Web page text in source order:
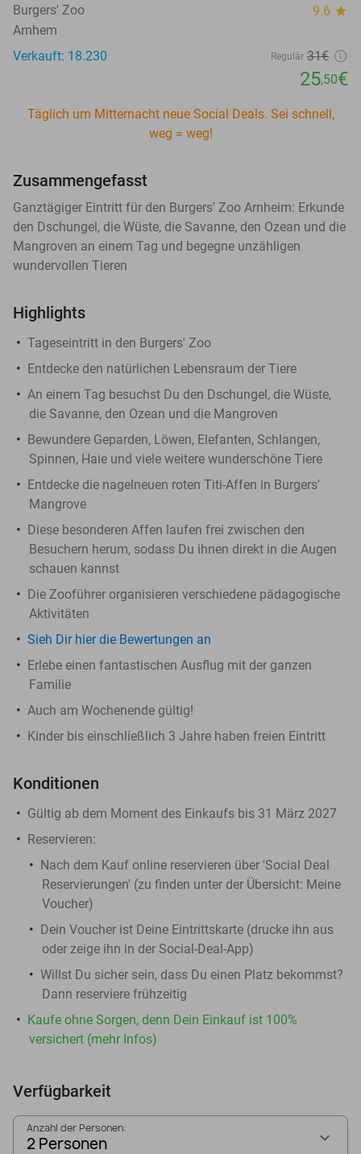
Burgers' Zoo 9.6 star
Arnhem
Verkauft: 18.230
Regulär 31€
25,50€
Täglich um Mitternacht neue Social Deals. Sei schnell,
weg = weg!
Zusammengefasst
Ganztägiger Eintritt für den Burgers' Zoo Arnheim: Erkunde
den Dschungel, die Wüste, die Savanne, den Ozean und die
Mangroven an einem Tag und begegne unzähligen
wundervollen Tieren
Highlights
Tageseintritt in den Burgers' Zoo
Entdecke den natürlichen Lebensraum der Tiere
An einem Tag besuchst Du den Dschungel, die Wüste,
die Savanne, den Ozean und die Mangroven
Bewundere Geparden, Löwen, Elefanten, Schlangen,
Spinnen, Haie und viele weitere wunderschöne Tiere
Entdecke die nagelneuen roten Titi-Affen in Burgers'
Mangrove
Diese besonderen Affen laufen frei zwischen den
Besuchern herum, sodass Du ihnen direkt in die Augen
schauen kannst
Die Zooführer organisieren verschiedene pädagogische
Aktivitäten
Sieh Dir hier die Bewertungen an
Erlebe einen fantastischen Ausflug mit der ganzen
Familie
Auch am Wochenende gültig!
Kinder bis einschließlich 3 Jahre haben freien Eintritt
Konditionen
Gültig ab dem Moment des Einkaufs bis 31 März 2027
Reservieren:
Nach dem Kauf online reservieren über 'Social Deal
Reservierungen' (zu finden unter der Übersicht: Meine
Voucher)
Dein Voucher ist Deine Eintrittskarte (drucke ihn aus
oder zeige ihn in der Social-Deal-App)
Willst Du sicher sein, dass Du einen Platz bekommst?
Dann reserviere frühzeitig
Kaufe ohne Sorgen, denn Dein Einkauf ist 100%
versichert (mehr Infos)
Verfügbarkeit
Anzahl der Personen:
2 Personen